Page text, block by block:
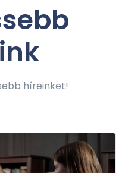
híreinket!